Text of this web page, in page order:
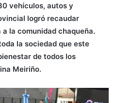
vehículos, autos y
logró recaudar
la comunidad chaqueña.
la sociedad que este
de todos los
Meiriño.